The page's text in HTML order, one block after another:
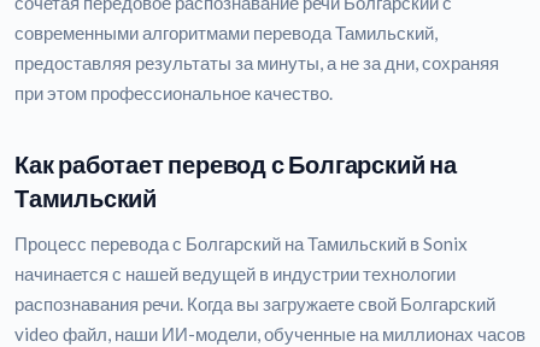
современными алгоритмами перевода Тамильский,
предоставляя результаты за минуты, а не за дни, сохраняя
при этом профессиональное качество.
Как работает перевод с Болгарский на
Тамильский
Процесс перевода с Болгарский на Тамильский в Sonix
начинается с нашей ведущей в индустрии технологии
распознавания речи. Когда вы загружаете свой Болгарский
video файл, наши ИИ-модели, обученные на миллионах часов